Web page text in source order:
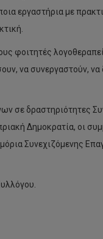
εργαστήρια με
φοιτητές
να συνεργαστούν,
σε δραστηριότητες
Δημοκρατία, οι
Συνεχιζόμενης